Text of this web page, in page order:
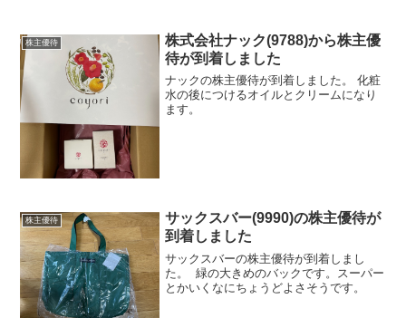
て0時になったタイミングで買おうとした
のですがまぁサイ...
株主優待
株式会社ナック(9788)から株主優
待が到着しました
ナックの株主優待が到着しました。 化粧
水の後につけるオイルとクリームになり
ます。
株主優待
サックスバー(9990)の株主優待が
到着しました
サックスバーの株主優待が到着しまし
た。 緑の大きめのバックです。スーパー
とかいくなにちょうどよさそうです。